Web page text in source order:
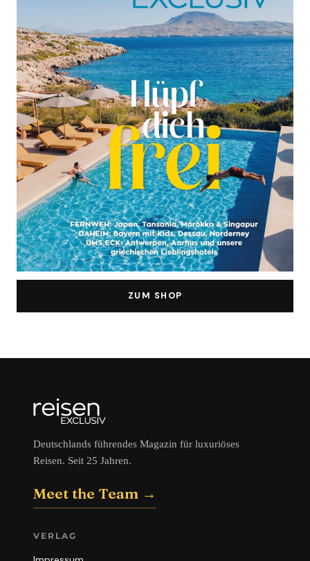
ZUM SHOP
Deutschlands führendes Magazin für luxuriöses
Reisen. Seit 25 Jahren.
Meet the Team →
VERLAG